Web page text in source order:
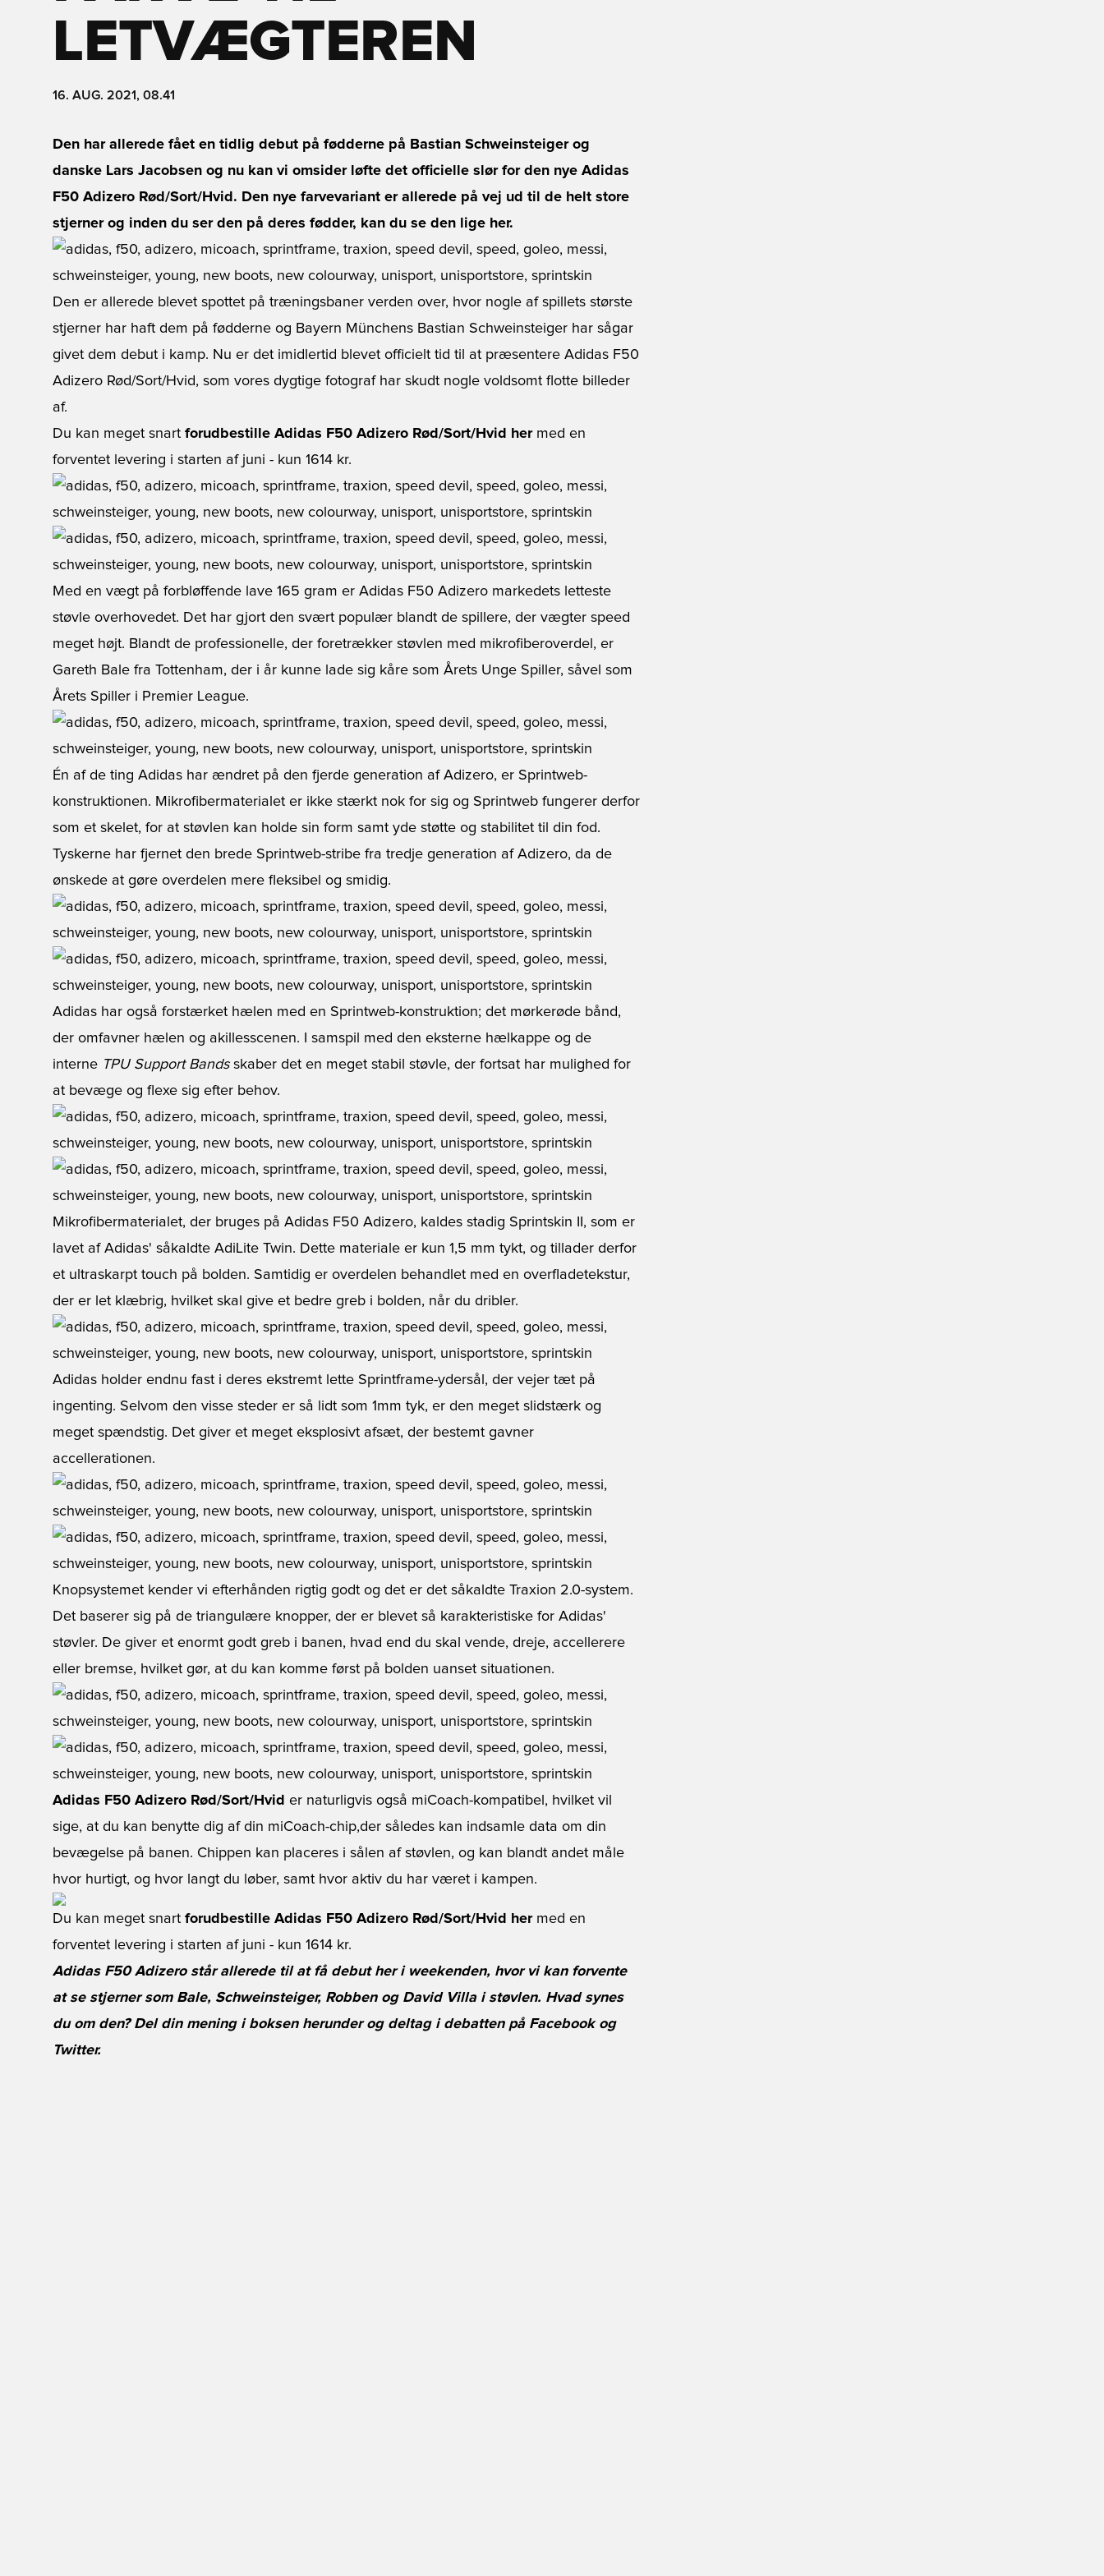
LETVÆGTEREN
16. AUG. 2021, 08.41
Den har allerede fået en tidlig debut på fødderne på Bastian Schweinsteiger og
danske Lars Jacobsen og nu kan vi omsider løfte det officielle slør for den nye Adidas
F50 Adizero Rød/Sort/Hvid. Den nye farvevariant er allerede på vej ud til de helt store
stjerner og inden du ser den på deres fødder, kan du se den lige her.
Den er allerede blevet spottet på træningsbaner verden over, hvor nogle af spillets største
stjerner har haft dem på fødderne og Bayern Münchens Bastian Schweinsteiger har sågar
givet dem debut i kamp. Nu er det imidlertid blevet officielt tid til at præsentere Adidas F50
Adizero Rød/Sort/Hvid, som vores dygtige fotograf har skudt nogle voldsomt flotte billeder
af.
Du kan meget snart forudbestille Adidas F50 Adizero Rød/Sort/Hvid hermed en
forventet levering i starten af juni - kun 1614 kr.
Med en vægt på forbløffende lave 165 gram er Adidas F50 Adizero markedets letteste
støvle overhovedet. Det har gjort den svært populær blandt de spillere, der vægter speed
meget højt. Blandt de professionelle, der foretrækker støvlen med mikrofiberoverdel, er
Gareth Bale fra Tottenham, der i år kunne lade sig kåre som Årets Unge Spiller, såvel som
Årets Spiller i Premier League.
Én af de ting Adidas har ændret på den fjerde generation af Adizero, er Sprintweb-
konstruktionen. Mikrofibermaterialet er ikke stærkt nok for sig og Sprintweb fungerer derfor
som et skelet, for at støvlen kan holde sin form samt yde støtte og stabilitet til din fod.
Tyskerne har fjernet den brede Sprintweb-stribe fra tredje generation af Adizero, da de
ønskede at gøre overdelen mere fleksibel og smidig.
Adidas har også forstærket hælen med en Sprintweb-konstruktion; det mørkerøde bånd,
der omfavner hælen og akillesscenen. I samspil med den eksterne hælkappe og de
interne TPU Support Bandsskaber det en meget stabil støvle, der fortsat har mulighed for
at bevæge og flexe sig efter behov.
Mikrofibermaterialet, der bruges på Adidas F50 Adizero, kaldes stadig Sprintskin II, som er
lavet af Adidas' såkaldte AdiLite Twin. Dette materiale er kun 1,5 mm tykt, og tillader derfor
et ultraskarpt touch på bolden. Samtidig er overdelen behandlet med en overfladetekstur,
der er let klæbrig, hvilket skal give et bedre greb i bolden, når du dribler.
Adidas holder endnu fast i deres ekstremt lette Sprintframe-ydersål, der vejer tæt på
ingenting. Selvom den visse steder er så lidt som 1mm tyk, er den meget slidstærk og
meget spændstig. Det giver et meget eksplosivt afsæt, der bestemt gavner
accellerationen.
Knopsystemet kender vi efterhånden rigtig godt og det er det såkaldte Traxion 2.0-system.
Det baserer sig på de triangulære knopper, der er blevet så karakteristiske for Adidas'
støvler. De giver et enormt godt greb i banen, hvad end du skal vende, dreje, accellerere
eller bremse, hvilket gør, at du kan komme først på bolden uanset situationen.
Adidas F50 Adizero Rød/Sort/Hvid er naturligvis også miCoach-kompatibel, hvilket vil
sige, at du kan benytte dig af din miCoach-chip,der således kan indsamle data om din
bevægelse på banen. Chippen kan placeres i sålen af støvlen, og kan blandt andet måle
hvor hurtigt, og hvor langt du løber, samt hvor aktiv du har været i kampen.
Du kan meget snart forudbestille Adidas F50 Adizero Rød/Sort/Hvid hermed en
forventet levering i starten af juni - kun 1614 kr.
Adidas F50 Adizero står allerede til at få debut her i weekenden, hvor vi kan forvente
at se stjerner som Bale, Schweinsteiger, Robben og David Villa i støvlen. Hvad synes
du om den? Del din mening i boksen herunder og deltag i debatten på Facebookog
Twitter.